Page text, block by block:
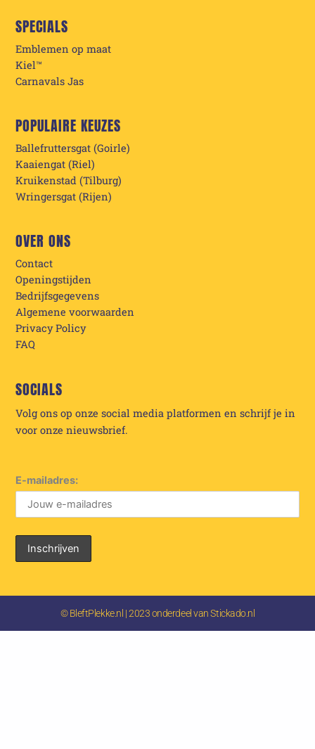
SPECIALS
Emblemen op maat
Kiel™
Carnavals Jas
POPULAIRE KEUZES
Ballefruttersgat (Goirle)
Kaaiengat (Riel)
Kruikenstad (Tilburg)
Wringersgat (Rijen)
OVER ONS
Contact
Openingstijden
Bedrijfsgegevens
Algemene voorwaarden
Privacy Policy
FAQ
SOCIALS
Volg ons op onze social media platformen en schrijf je in
voor onze nieuwsbrief.
E-mailadres:
© BleftPlekke.nl | 2023 onderdeel van Stickado.nl